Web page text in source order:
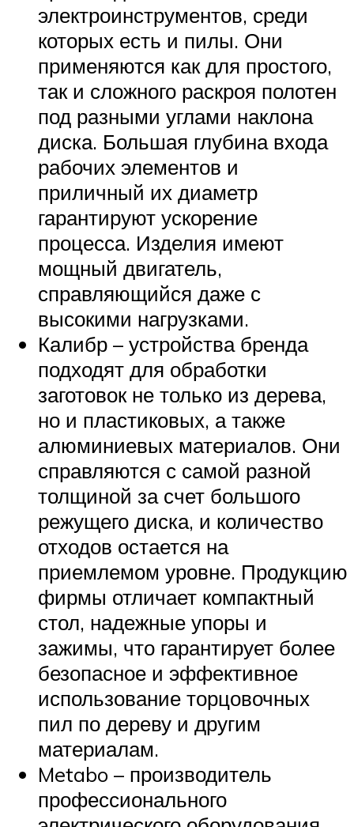
электроинструментов, среди
которых есть и пилы. Они
применяются как для простого,
так и сложного раскроя полотен
под разными углами наклона
диска. Большая глубина входа
рабочих элементов и
приличный их диаметр
гарантируют ускорение
процесса. Изделия имеют
мощный двигатель,
справляющийся даже с
высокими нагрузками.
Калибр – устройства бренда
подходят для обработки
заготовок не только из дерева,
но и пластиковых, а также
алюминиевых материалов. Они
справляются с самой разной
толщиной за счет большого
режущего диска, и количество
отходов остается на
приемлемом уровне. Продукцию
фирмы отличает компактный
стол, надежные упоры и
зажимы, что гарантирует более
безопасное и эффективное
использование торцовочных
пил по дереву и другим
материалам.
Metabo – производитель
профессионального